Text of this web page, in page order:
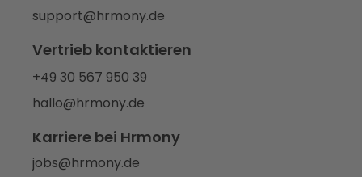
support@hrmony.de
Vertrieb kontaktieren
+49 30 567 950 39
hallo@hrmony.de
Karriere bei Hrmony
jobs@hrmony.de